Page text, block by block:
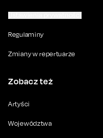
Regulaminy
Zmiany w repertuarze
Zobacz też
Artyści
Województwa